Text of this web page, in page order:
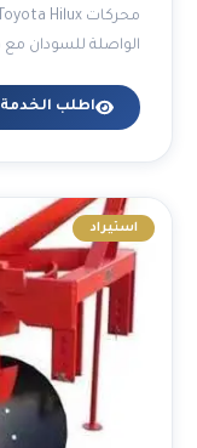
الواصلة للسودان
اطلب الخدمة
استيراد